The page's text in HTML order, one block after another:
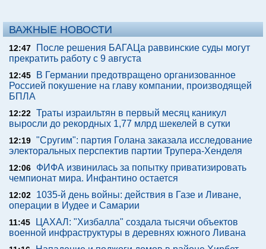
ВАЖНЫЕ НОВОСТИ
12:47
После решения БАГАЦа раввинские суды могут
прекратить работу с 9 августа
12:45
В Германии предотвращено организованное
Россией покушение на главу компании, производящей
БПЛА
12:22 Траты израильтян в первый месяц каникул
выросли до рекордных 1,77 млрд шекелей в сутки
12:19 "Сругим": партия Голана заказала исследование
электоральных перспектив партии Трупера-Хенделя
12:06
ФИФА извинилась за попытку приватизировать
чемпионат мира. Инфантино остается
12:02
1035-й день войны: действия в Газе и Ливане,
операции в Иудее и Самарии
11:45
ЦАХАЛ: "Хизбалла" создала тысячи объектов
военной инфраструктуры в деревнях южного Ливана